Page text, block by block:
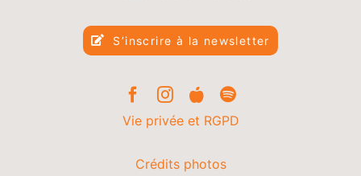
S’inscrire à la newsletter
Vie privée et RGPD
Crédits photos